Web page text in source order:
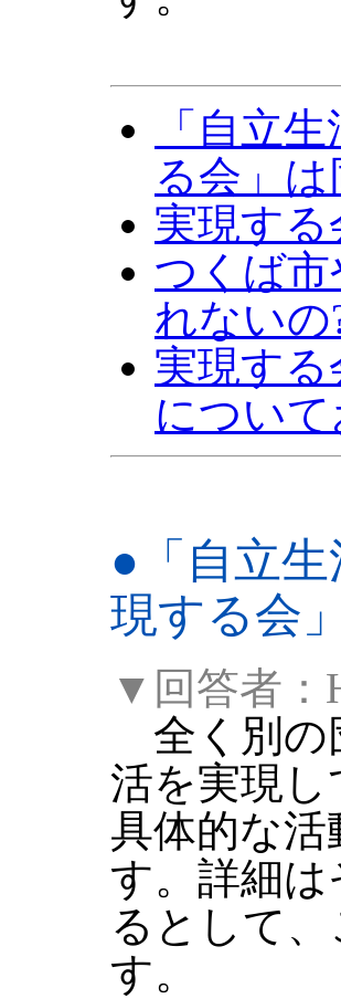
「自立
る会」
実現す
つくば
れないの
実現す
につい
● 「自立
現する会
▼回答者：
全く別の
活を実現
具体的な
す。詳細
るとして
す。